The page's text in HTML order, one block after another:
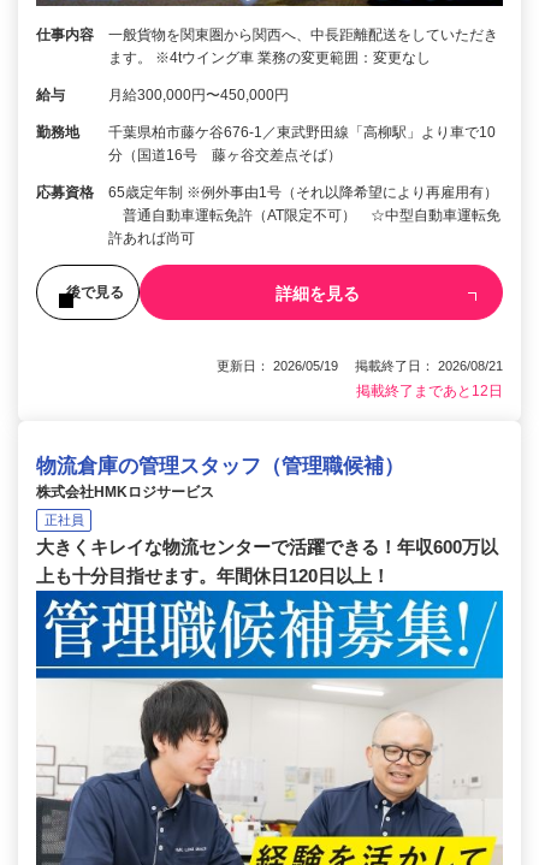
仕事内容
一般貨物を関東圏から関西へ、中長距離配送をしていただき
ます。 ※4tウイング車 業務の変更範囲：変更なし
給与 月給300,000円〜450,000円
勤務地
千葉県柏市藤ケ谷676-1／東武野田線「高柳駅」より車で10
分（国道16号 藤ヶ谷交差点そば）
応募資格
65歳定年制 ※例外事由1号（それ以降希望により再雇用有）
普通自動車運転免許（AT限定不可） ☆中型自動車運転免
許あれば尚可
後で見る 詳細を見る
更新日： 2026/05/19 掲載終了日： 2026/08/21
掲載終了まであと12日
物流倉庫の管理スタッフ（管理職候補）
株式会社HMKロジサービス
正社員
大きくキレイな物流センターで活躍できる！年収600万以
上も十分目指せます。年間休日120日以上！